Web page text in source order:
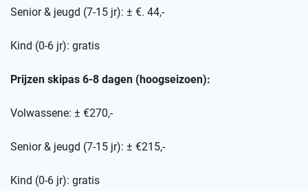
Senior & jeugd (7-15 jr): ± €. 44,-
Kind (0-6 jr): gratis
Prijzen skipas 6-8 dagen (hoogseizoen):
Volwassene: ± €270,-
Senior & jeugd (7-15 jr): ± €215,-
Kind (0-6 jr): gratis